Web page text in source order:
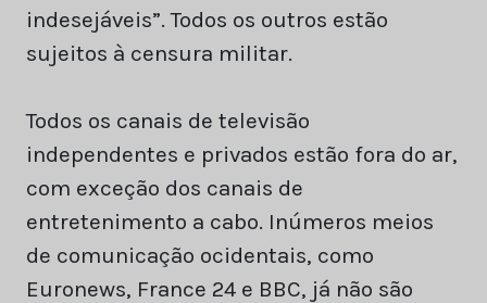
indesejáveis”. Todos os outros estão
sujeitos à censura militar.
Todos os canais de televisão
independentes e privados estão fora do ar,
com exceção dos canais de
entretenimento a cabo. Inúmeros meios
de comunicação ocidentais, como
Euronews, France 24 e BBC, já não são